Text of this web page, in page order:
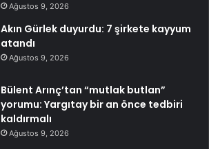
Ağustos 9, 2026
Akın Gürlek duyurdu: 7 şirkete kayyum
atandı
Ağustos 9, 2026
Bülent Arınç’tan “mutlak butlan”
yorumu: Yargıtay bir an önce tedbiri
kaldırmalı
Ağustos 9, 2026